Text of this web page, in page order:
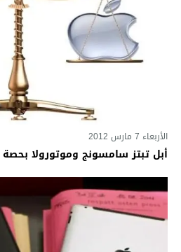
الأربعاء 7 مارس 2012
أبل تبتز سامسونج وموتورولا